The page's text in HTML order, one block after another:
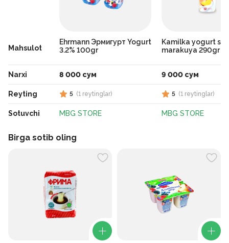
Mahsulot
Narxi
Reyting
Sotuvchi
Ehrmann Эрмигурт Yogurt
3.2% 100gr
8 000 сум
5 (1 reytinglar)
MBG STORE
Kamilka yogurt
marakuya 290gr
9 000 сум
5 (1 reytinglar)
MBG STORE
Birga sotib oling